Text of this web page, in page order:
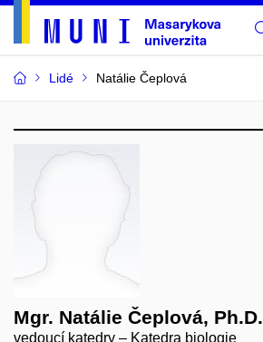
Lidé Natálie Čeplová
Mgr. Natálie Čeplová, Ph.D.
vedoucí katedry – Katedra biologie